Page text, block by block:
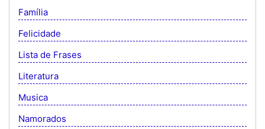
Família
Felicidade
Lista de Frases
Literatura
Musica
Namorados